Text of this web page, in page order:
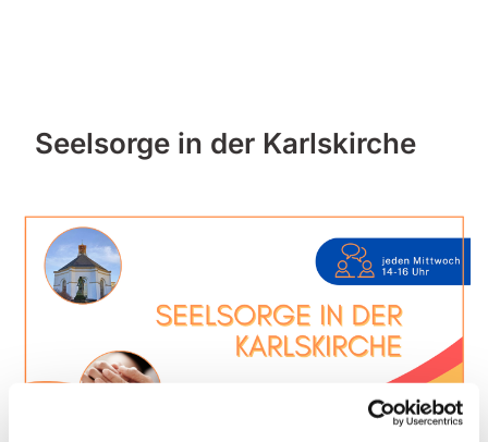
Seelsorge in der Karlskirche